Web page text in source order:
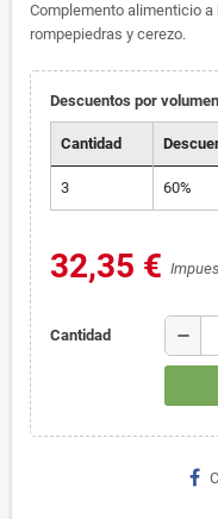
Complemento alimenticio
rompepiedras y cerezo.
Descuentos por volumen
Cantidad
3 60%
32,35 €
Cantidad remove